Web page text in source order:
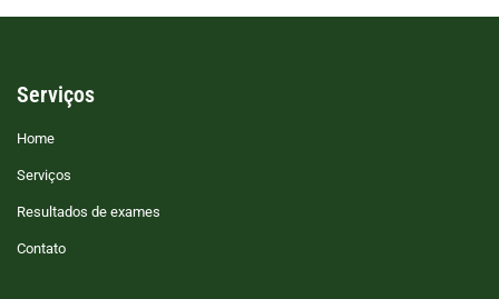
Serviços
Home
Serviços
Resultados de exames
Contato